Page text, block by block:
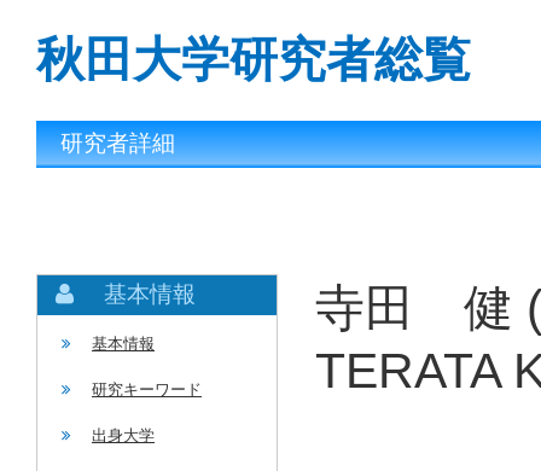
秋田大学研究者総覧
研究者詳細
基本情報
基本情報
研究キーワード
出身大学
寺田 健
TERATA